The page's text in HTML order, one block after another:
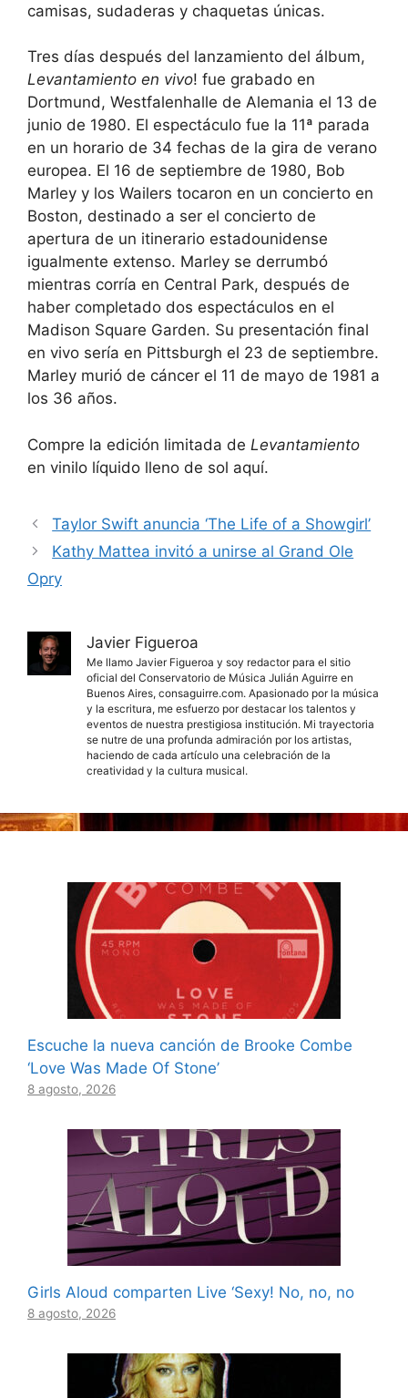
camisas, sudaderas y chaquetas únicas.
Tres días después del lanzamiento del álbum,
Levantamiento en vivo! fue grabado en
Dortmund, Westfalenhalle de Alemania el 13 de
junio de 1980. El espectáculo fue la 11ª parada
en un horario de 34 fechas de la gira de verano
europea. El 16 de septiembre de 1980, Bob
Marley y los Wailers tocaron en un concierto en
Boston, destinado a ser el concierto de
apertura de un itinerario estadounidense
igualmente extenso. Marley se derrumbó
mientras corría en Central Park, después de
haber completado dos espectáculos en el
Madison Square Garden. Su presentación final
en vivo sería en Pittsburgh el 23 de septiembre.
Marley murió de cáncer el 11 de mayo de 1981 a
los 36 años.
Compre la edición limitada de Levantamiento
en vinilo líquido lleno de sol aquí.
Taylor Swift anuncia ‘The Life of a Showgirl’
Kathy Mattea invitó a unirse al Grand Ole
Opry
Javier Figueroa
Me llamo Javier Figueroa y soy redactor para el sitio
oficial del Conservatorio de Música Julián Aguirre en
Buenos Aires, consaguirre.com. Apasionado por la música
y la escritura, me esfuerzo por destacar los talentos y
eventos de nuestra prestigiosa institución. Mi trayectoria
se nutre de una profunda admiración por los artistas,
haciendo de cada artículo una celebración de la
creatividad y la cultura musical.
Escuche la nueva canción de Brooke Combe
‘Love Was Made Of Stone’
8 agosto, 2026
Girls Aloud comparten Live ‘Sexy! No, no, no
8 agosto, 2026